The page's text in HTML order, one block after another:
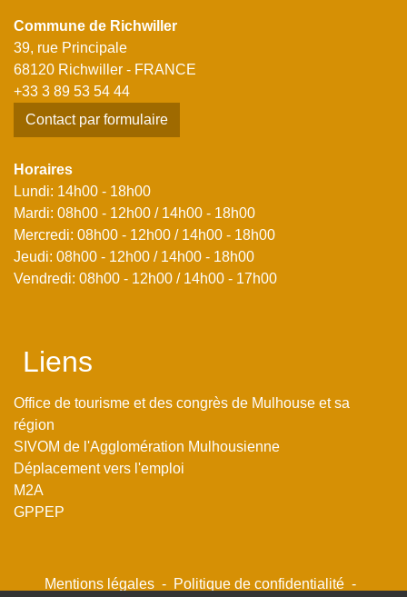
Commune de Richwiller
39, rue Principale
68120 Richwiller - FRANCE
+33 3 89 53 54 44
Contact par formulaire
Horaires
Lundi: 14h00 - 18h00
Mardi: 08h00 - 12h00 / 14h00 - 18h00
Mercredi: 08h00 - 12h00 / 14h00 - 18h00
Jeudi: 08h00 - 12h00 / 14h00 - 18h00
Vendredi: 08h00 - 12h00 / 14h00 - 17h00
Liens
Office de tourisme et des congrès de Mulhouse et sa
région
SIVOM de l'Agglomération Mulhousienne
Déplacement vers l'emploi
M2A
GPPEP
Mentions légales - Politique de confidentialité -